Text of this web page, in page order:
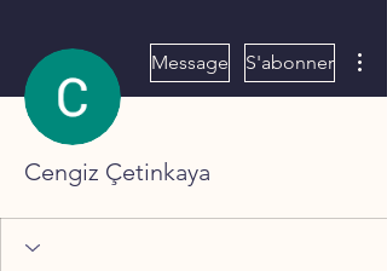
Message S'abonner
Cengiz Çetinkaya